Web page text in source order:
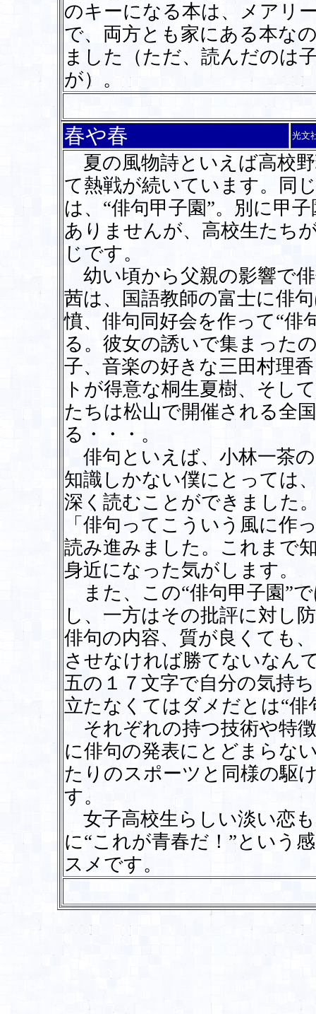
のキーになる本は、メアリ
で、両方とも家にある本な
ました（ただ、読んだのは
が）。
春や春 光文
夏の風物詩といえば高校
て熱戦が続いています。同
は、“俳句甲子園”。別に甲
ありませんが、高校生たち
じです。
幼い頃から父親の影響で
茜は、国語教師の富士に俳
憤、俳句同好会を作って“俳
る。彼女の誘いで集まった
子、音楽の好きな三田村理
トが得意な桐生夏樹、そし
たちは松山で開催される全
る・・・。
俳句といえば、小林一茶
知識しかない僕にとっては
深く読むことができました
「俳句ってこういう風に作
読み進みました。これまで
身近になった気がします。
また、この“俳句甲子園”
し、一方はその批評に対し
俳句の内容、質が良くても
させなければ勝てないなん
五の１７文字で自分の気持
立たなくてはダメだとは“俳
それぞれの持つ技術や特
に俳句の発表にとどまらな
たりのスポーツと同様の駆
す。
女子高校生らしい淡い恋
に“これが青春だ！”という
スメです。